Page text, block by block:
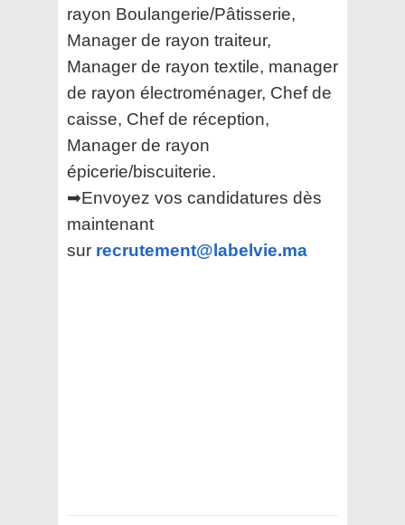
rayon Boulangerie/Pâtisserie,
Manager de rayon traiteur,
Manager de rayon textile, manager
de rayon électroménager, Chef de
caisse, Chef de réception,
Manager de rayon
épicerie/biscuiterie.
➡Envoyez vos candidatures dès
maintenant
sur recrutement@labelvie.ma